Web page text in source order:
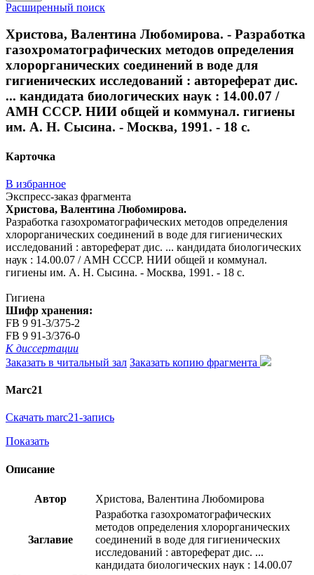
Расширенный поиск
Христова, Валентина Любомирова. - Разработка
газохроматографических методов определения
хлорорганических соединений в воде для
гигиенических исследований : автореферат дис.
... кандидата биологических наук : 14.00.07 /
АМН СССР. НИИ общей и коммунал. гигиены
им. А. Н. Сысина. - Москва, 1991. - 18 с.
Карточка
В избранное
Экспресс-заказ фрагмента
Христова, Валентина Любомирова.
Разработка газохроматографических методов определения
хлорорганических соединений в воде для гигиенических
исследований : автореферат дис. ... кандидата биологических
наук : 14.00.07 / АМН СССР. НИИ общей и коммунал.
гигиены им. А. Н. Сысина. - Москва, 1991. - 18 с.
Гигиена
Шифр хранения:
FB 9 91-3/375-2
FB 9 91-3/376-0
К диссертации
Заказать в читальный зал Заказать копию фрагмента
Marc21
Скачать marc21-запись
Показать
Описание
Автор Христова, Валентина Любомирова
Заглавие
Разработка газохроматографических
методов определения хлорорганических
соединений в воде для гигиенических
исследований : автореферат дис. ...
кандидата биологических наук : 14.00.07